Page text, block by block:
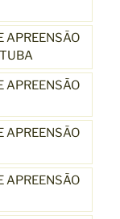
APREENSÃO
APREENSÃO
APREENSÃO
APREENSÃO